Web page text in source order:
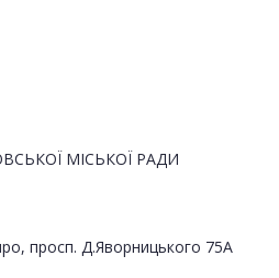
МІСЬКОЇ РАДИ
просп. Д.Яворницького 75А